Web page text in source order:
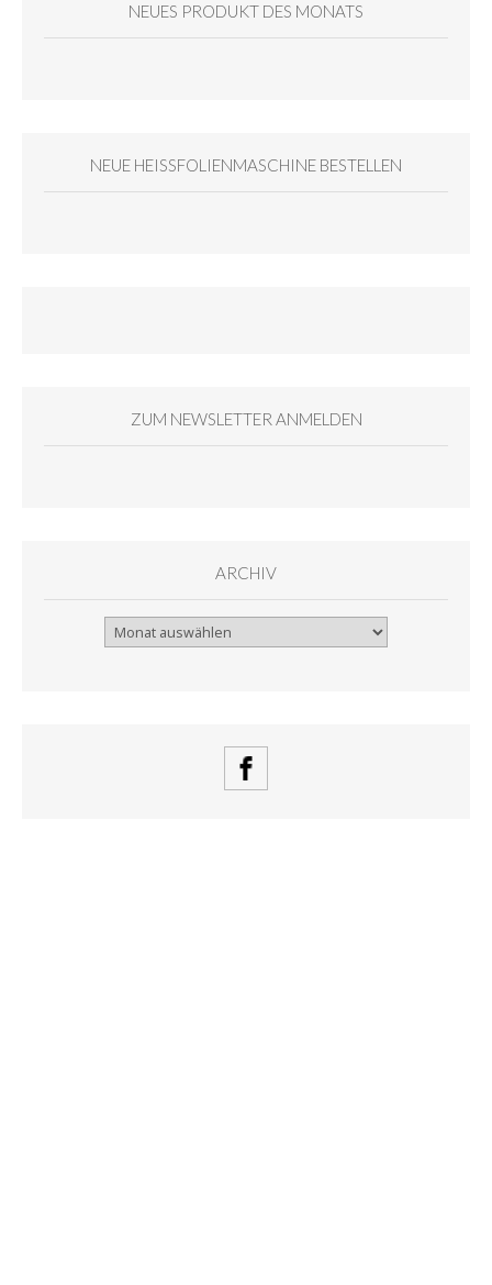
NEUES PRODUKT DES MONATS
NEUE HEISSFOLIENMASCHINE BESTELLEN
ZUM NEWSLETTER ANMELDEN
ARCHIV
Archiv